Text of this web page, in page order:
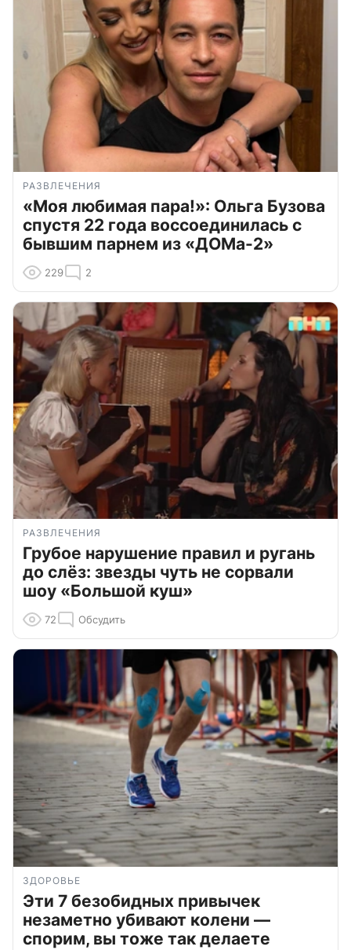
РАЗВЛЕЧЕНИЯ
«Моя любимая пара!»: Ольга Бузова
спустя 22 года воссоединилась с
бывшим парнем из «ДОМа-2»
229 2
РАЗВЛЕЧЕНИЯ
Грубое нарушение правил и ругань
до слёз: звезды чуть не сорвали
шоу «Большой куш»
72 Обсудить
ЗДОРОВЬЕ
Эти 7 безобидных привычек
незаметно убивают колени —
спорим, вы тоже так делаете